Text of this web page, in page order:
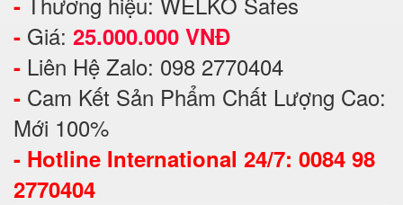
- Giá: 25.000.000 VNĐ
- Liên Hệ Zalo: 098 2770404
- Cam Kết Sản Phẩm Chất Lượng Cao:
Mới 100%
- Hotline International 24/7: 0084 98
2770404